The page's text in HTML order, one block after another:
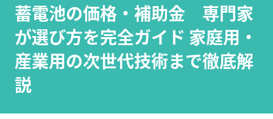
蓄電池の価格・補助金 専門家
が選び方を完全ガイド 家庭用・
産業用の次世代技術まで徹底解
説